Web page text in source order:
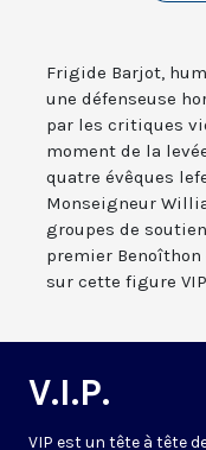
Frigide Barjot,
une défenseuse
par les critiques
moment de la
quatre évêques
Monseigneur
groupes de
premier
sur cette figure
V.I.P.
VIP est un tête à tête